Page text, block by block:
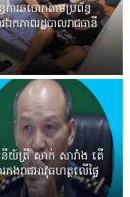
ារឆបោកតាមប្រព័ន្ធ
កភាពរដ្ឋបាលរាជធានី
យ៍ត្រី សាក់ សារាំង តើ
រាជអាវុធហត្ថលើផ្ទៃ